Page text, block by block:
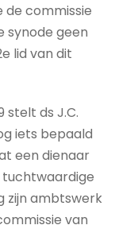
de commissie
synode geen
lid van dit
stelt ds J.C.
iets bepaald
een dienaar
tuchtwaardige
zijn ambtswerk
van